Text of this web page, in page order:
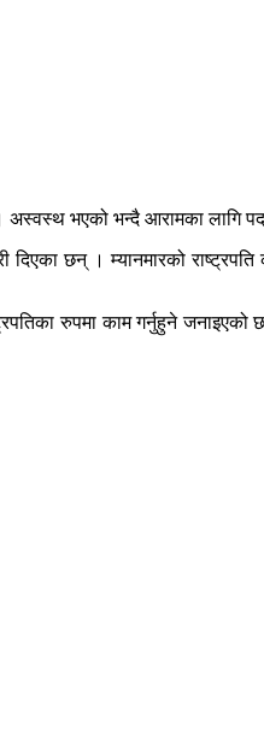
भएको भन्दै आरामका लागि
छन् । म्यानमारको
रुपमा काम गर्नुहुने